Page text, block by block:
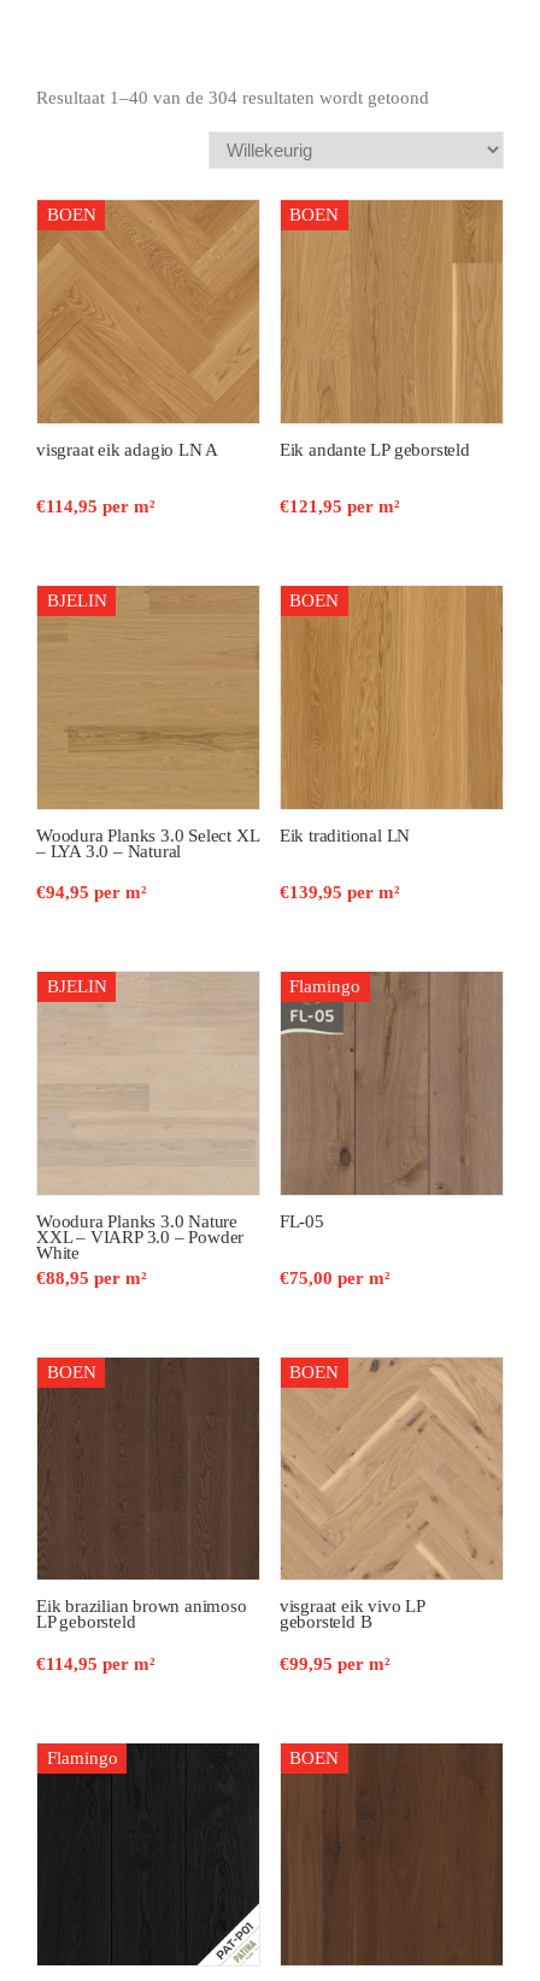
Resultaat 1–40 van de 304 resultaten wordt getoond
BOEN
visgraat eik adagio LN A
€114,95 per m²
BOEN
Eik andante LP geborsteld
€121,95 per m²
BJELIN
Woodura Planks 3.0 Select XL
– LYA 3.0 – Natural
€94,95 per m²
BOEN
Eik traditional LN
€139,95 per m²
BJELIN
Woodura Planks 3.0 Nature
XXL – VIARP 3.0 – Powder
White
€88,95 per m²
Flamingo
FL-05
€75,00 per m²
BOEN
Eik brazilian brown animoso
LP geborsteld
€114,95 per m²
BOEN
visgraat eik vivo LP
geborsteld B
€99,95 per m²
Flamingo BOEN